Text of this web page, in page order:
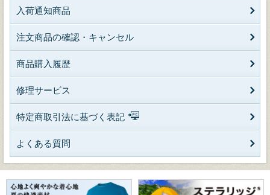
入荷通知商品
注文商品の確認・キャンセル
商品購入履歴
修理サービス
特定商取引法に基づく表記
よくある質問